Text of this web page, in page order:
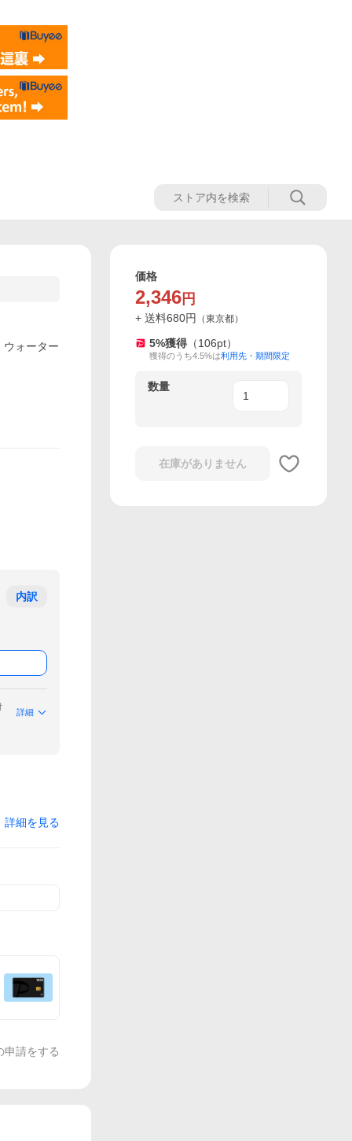
ウォーター
内訳
詳細
詳細を見る
申請をする
価格
2,346 円
+ 送料680円 （東京都）
5%獲得 （106pt）
獲得のうち4.5%は利用先・期間限定
数量
在庫がありません